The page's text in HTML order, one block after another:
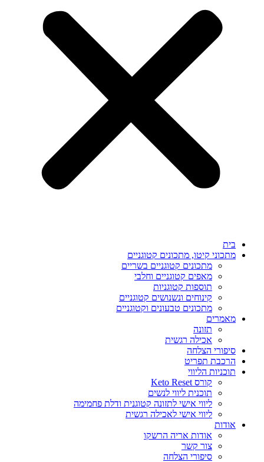
בית
מתכוני קיטו, מתכונים קטוגניים
מתכונים קטוגניים בשריים
מאפים קטוגניים וחלבי
תוספות קטוגניות
קינוחים ונשנושים קטוגניים
מתכונים טבעונים וקטוגניים
מאמרים
תזונה
אכילה רגשית
סיפורי הצלחה
הרכבת תפריט
תוכניות הליווי
קורס Keto Reset
תוכנית ליווי לנשים
ליווי אישי לתזונה קטוגנית ודלת פחמימה
ליווי אישי לאכילה רגשית
אודות
אודות אריה הרשקו
צור קשר
סיפורי הצלחה